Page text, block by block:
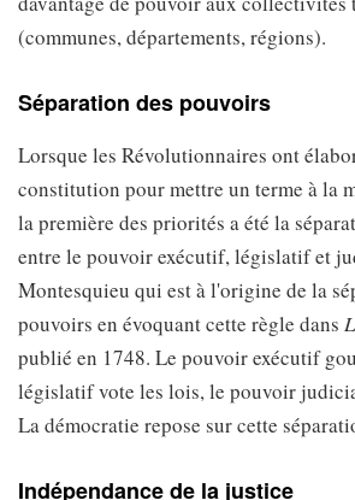
(communes, départements, régions).
Séparation des pouvoirs
Lorsque les Révolutionnaires ont
constitution pour mettre un terme à la
la première des priorités a été la
entre le pouvoir exécutif, législatif et
Montesquieu qui est à l'origine de la
pouvoirs en évoquant cette règle dans
publié en 1748. Le pouvoir exécutif
législatif vote les lois, le pouvoir
La démocratie repose sur cette
Indépendance de la justice